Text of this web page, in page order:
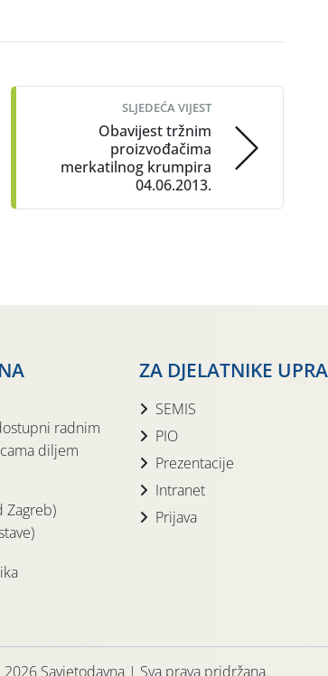
SLJEDEĆA VIJEST
Obavijest tržnim
proizvođačima
merkatilnog krumpira
04.06.2013.
radnim
diljem
Zagreb)
ZA DJELATNIKE
SEMIS
PIO
Prezentacije
Intranet
Prijava
2026 Savjetodavna | Sva prava pridržana.